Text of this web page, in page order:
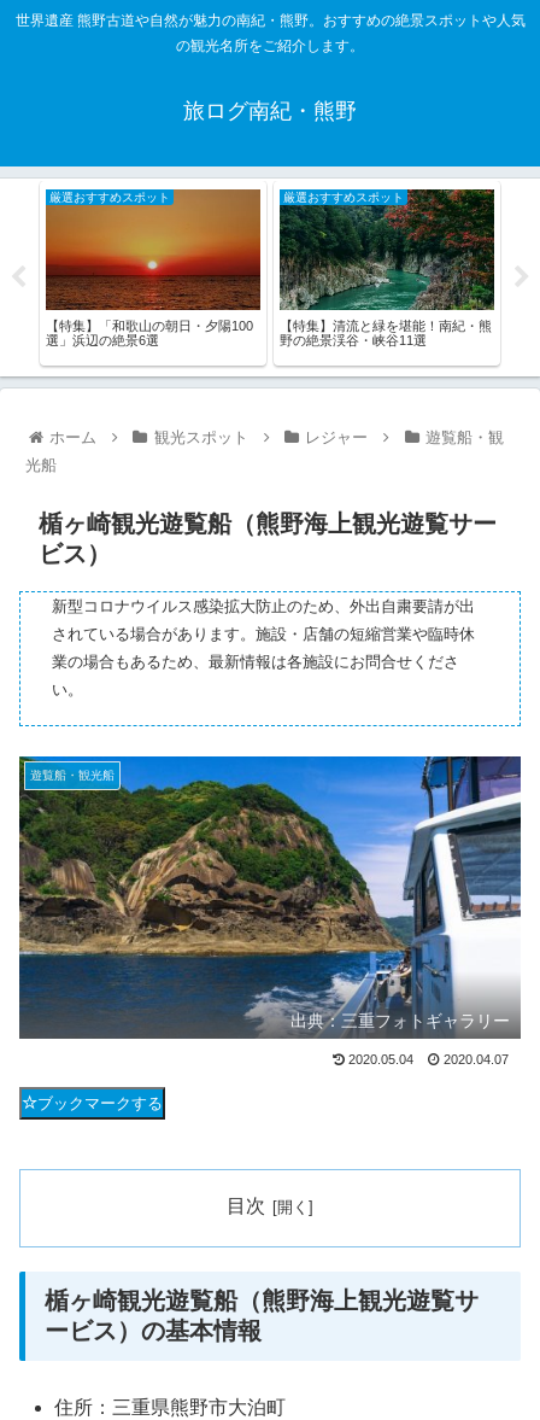
世界遺産 熊野古道や自然が魅力の南紀・熊野。おすすめの絶景スポットや人気
の観光名所をご紹介します。
旅ログ南紀・熊野
厳選おすすめスポット
【特集】「和歌山の朝日・夕陽100
選」浜辺の絶景6選
厳選おすすめスポット
【特集】清流と緑を堪能！南紀・熊
野の絶景渓谷・峡谷11選
ホーム 観光スポット レジャー
遊覧船・観
光船
楯ヶ崎観光遊覧船（熊野海上観光遊覧サー
ビス）
新型コロナウイルス感染拡大防止のため、外出自粛要請が出
されている場合があります。施設・店舗の短縮営業や臨時休
業の場合もあるため、最新情報は各施設にお問合せくださ
い。
遊覧船・観光船
出典：三重フォトギャラリー
2020.05.04 2020.04.07
ブックマークする
目次
楯ヶ崎観光遊覧船（熊野海上観光遊覧サ
ービス）の基本情報
住所：三重県熊野市大泊町